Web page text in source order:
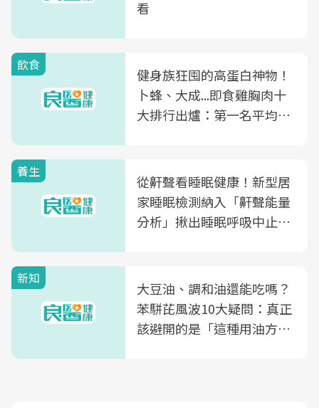
看
飲食
健身族狂囤的高蛋白神物！
卜蜂、大成...即食雞胸肉十
大排行出爐：第一名平均一
養生
從鼾聲看睡眠健康！新型居
家睡眠檢測納入「鼾聲能量
分析」揪出睡眠呼吸中止症
新知
大豆油、調和油還能吃嗎？
苯駢芘風波10大疑問：真正
該避開的是「這種用油方